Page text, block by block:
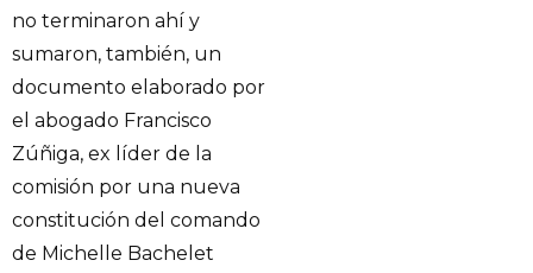
no terminaron ahí y
sumaron, también, un
documento elaborado por
el abogado Francisco
Zúñiga, ex líder de la
comisión por una nueva
constitución del comando
de Michelle Bachelet